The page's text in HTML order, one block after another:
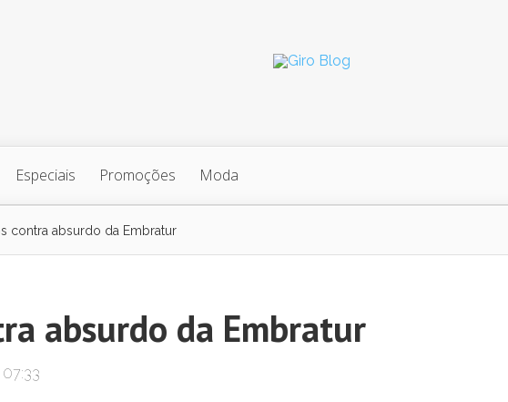
Especiais Promoções Moda
contra absurdo da Embratur
absurdo da Embratur